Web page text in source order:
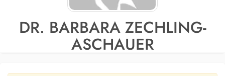
DR. BARBARA ZECHLING-
ASCHAUER